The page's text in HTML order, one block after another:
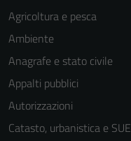
Agricoltura e pesca
Ambiente
Anagrafe e stato civile
Appalti pubblici
Autorizzazioni
Catasto, urbanistica e SUE